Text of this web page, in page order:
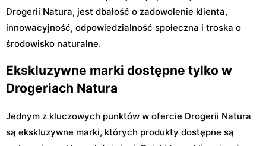
Drogerii Natura, jest dbałość o zadowolenie klienta,
innowacyjność, odpowiedzialność społeczna i troska o
środowisko naturalne.
Ekskluzywne marki dostępne tylko w
Drogeriach Natura
Jednym z kluczowych punktów w ofercie Drogerii Natura
są ekskluzywne marki, których produkty dostępne są